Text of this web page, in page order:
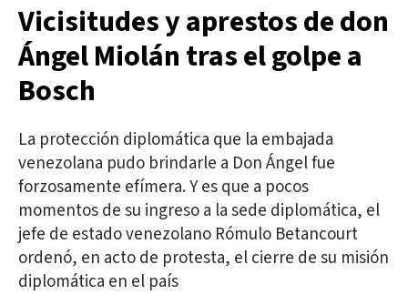
Vicisitudes y aprestos de don
Ángel Miolán tras el golpe a
Bosch
La protección diplomática que la embajada
venezolana pudo brindarle a Don Ángel fue
forzosamente efímera. Y es que a pocos
momentos de su ingreso a la sede diplomática, el
jefe de estado venezolano Rómulo Betancourt
ordenó, en acto de protesta, el cierre de su misión
diplomática en el país